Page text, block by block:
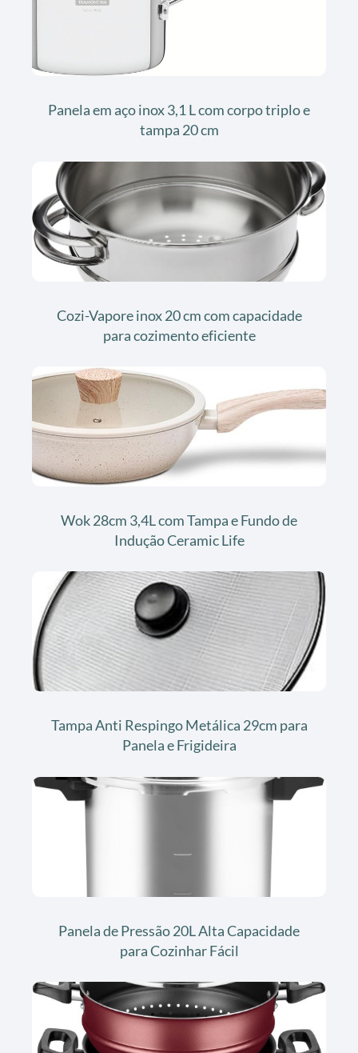
Panela em aço inox 3,1 L com corpo triplo e
tampa 20 cm
Cozi-Vapore inox 20 cm com capacidade
para cozimento eficiente
Wok 28cm 3,4L com Tampa e Fundo de
Indução Ceramic Life
Tampa Anti Respingo Metálica 29cm para
Panela e Frigideira
Panela de Pressão 20L Alta Capacidade
para Cozinhar Fácil